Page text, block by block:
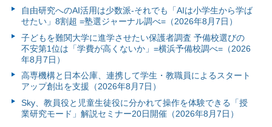
自由研究へのAI活用は少数派-それでも「AIは小学生から学ば
せたい」8割超 =塾選ジャーナル調べ=（2026年8月7日）
子どもを難関大学に進学させたい保護者調査 予備校選びの
不安第1位は「学費が高くないか」=横浜予備校調べ=（2026
年8月7日）
高専機構と日本公庫、連携して学生・教職員によるスタート
アップ創出を支援（2026年8月7日）
Sky、教員役と児童生徒役に分かれて操作を体験できる「授
業研究モード」解説セミナー20日開催（2026年8月7日）